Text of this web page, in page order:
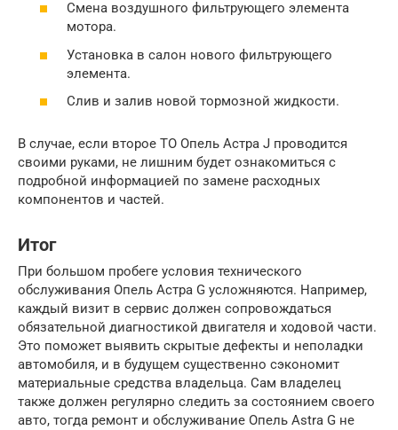
Смена воздушного фильтрующего элемента
мотора.
Установка в салон нового фильтрующего
элемента.
Слив и залив новой тормозной жидкости.
В случае, если второе ТО Опель Астра J проводится
своими руками, не лишним будет ознакомиться с
подробной информацией по замене расходных
компонентов и частей.
Итог
При большом пробеге условия технического
обслуживания Опель Астра G усложняются. Например,
каждый визит в сервис должен сопровождаться
обязательной диагностикой двигателя и ходовой части.
Это поможет выявить скрытые дефекты и неполадки
автомобиля, и в будущем существенно сэкономит
материальные средства владельца. Сам владелец
также должен регулярно следить за состоянием своего
авто, тогда ремонт и обслуживание Опель Astra G не